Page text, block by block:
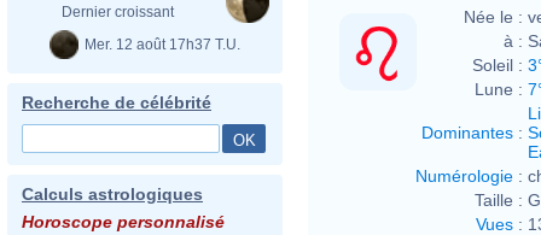
Dernier croissant
Mer. 12 août 17h37 T.U.
Recherche de célébrité
Calculs astrologiques
Horoscope personnalisé
Née le :
à :
Soleil :
Lune :
Dominantes :
Numérologie :
Taille :
Vues :